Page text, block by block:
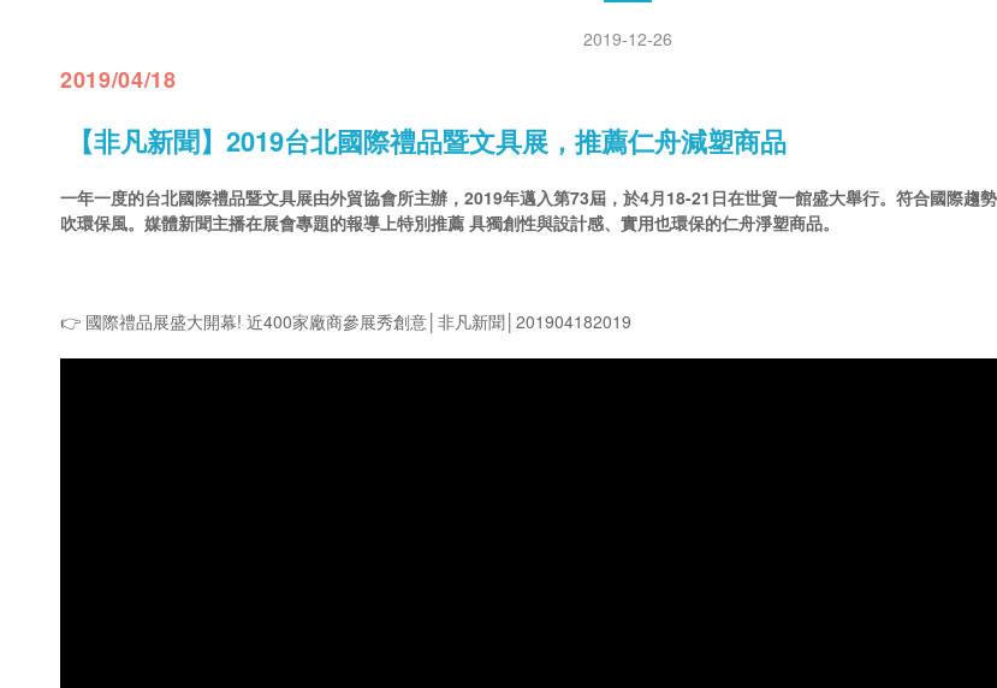
2019-12-26
2019/04/18
【非凡新聞】 2019台北國際禮品暨文具展，推薦仁舟減塑商品
一年一度的台北國際禮品暨文具展由外貿協會所主辦，2019年邁入第73屆，於4月18-21日在世貿一館盛大舉行。符合國際趨
吹環保風。媒體新聞主播在展會專題的報導上特別推薦 具獨創性與設計感、實用也環保的仁舟淨塑商品。
👉 國際禮品展盛大開幕! 近400家廠商參展秀創意│非凡新聞│201904182019